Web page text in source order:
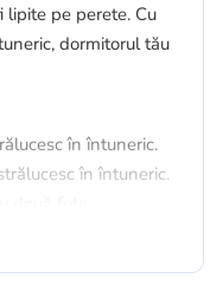
lipite pe perete. Cu
dormitorul tău
în întuneric.
în întuneric.
în întuneric.